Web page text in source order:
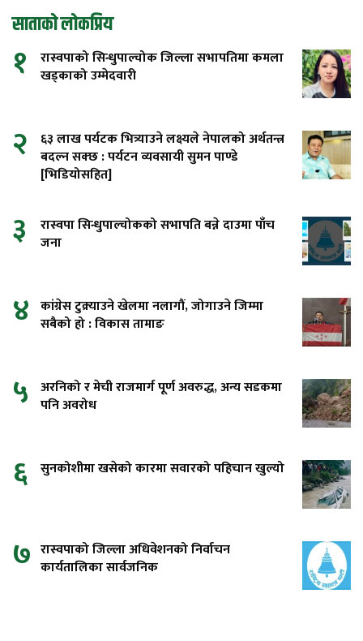
साताको लोकप्रिय
१
रास्वपाको सिन्धुपाल्चोक जिल्ला सभापतिमा कमला
खड्काको उम्मेदवारी
२
६३ लाख पर्यटक भित्र्याउने लक्ष्यले नेपालको अर्थतन्त्र
बदल्न सक्छ : पर्यटन व्यवसायी सुमन पाण्डे
[भिडियोसहित]
३
रास्वपा सिन्धुपाल्चोकको सभापति बन्ने दाउमा पाँच
जना
४ कांग्रेस टुक्र्याउने खेलमा नलागौं, जोगाउने जिम्मा
सबैको हो : विकास तामाङ
५ अरनिको र मेची राजमार्ग पूर्ण अवरुद्ध, अन्य सडकमा
पनि अवरोध
६ सुनकोशीमा खसेको कारमा सवारको पहिचान खुल्यो
७ रास्वपाको जिल्ला अधिवेशनको निर्वाचन
कार्यतालिका सार्वजनिक